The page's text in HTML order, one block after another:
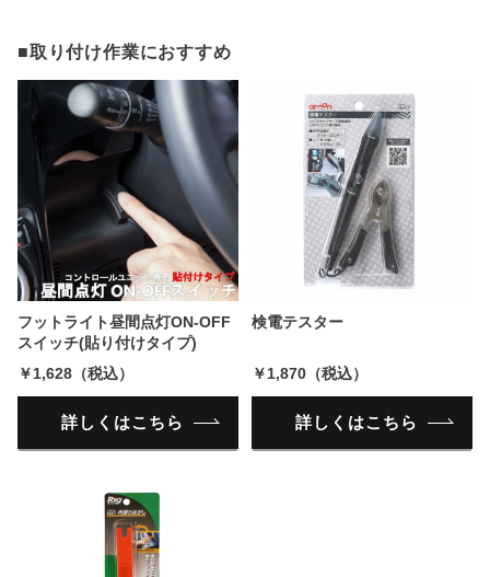
■取り付け作業におすすめ
フットライト昼間点灯ON-OFF
スイッチ(貼り付けタイプ)
￥1,628（税込）
詳しくはこちら
検電テスター
￥1,870（税込）
詳しくはこちら